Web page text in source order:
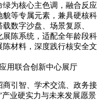
为核心主色调，融合反应
等专属元素，兼具硬核科
数字沙盘、场景复原、
陈系统，适配全年龄段科
材料，深度践行核安全文
引智、学术交流、政务接
业硬实力与未来发展愿景